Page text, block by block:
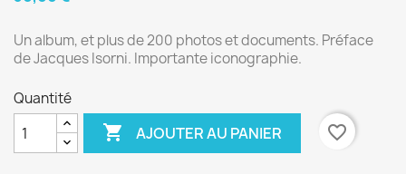
Un album, et plus de 200 photos et documents. Préface
de Jacques Isorni. Importante iconographie.
Quantité
 AJOUTER AU PANIER favorite_border